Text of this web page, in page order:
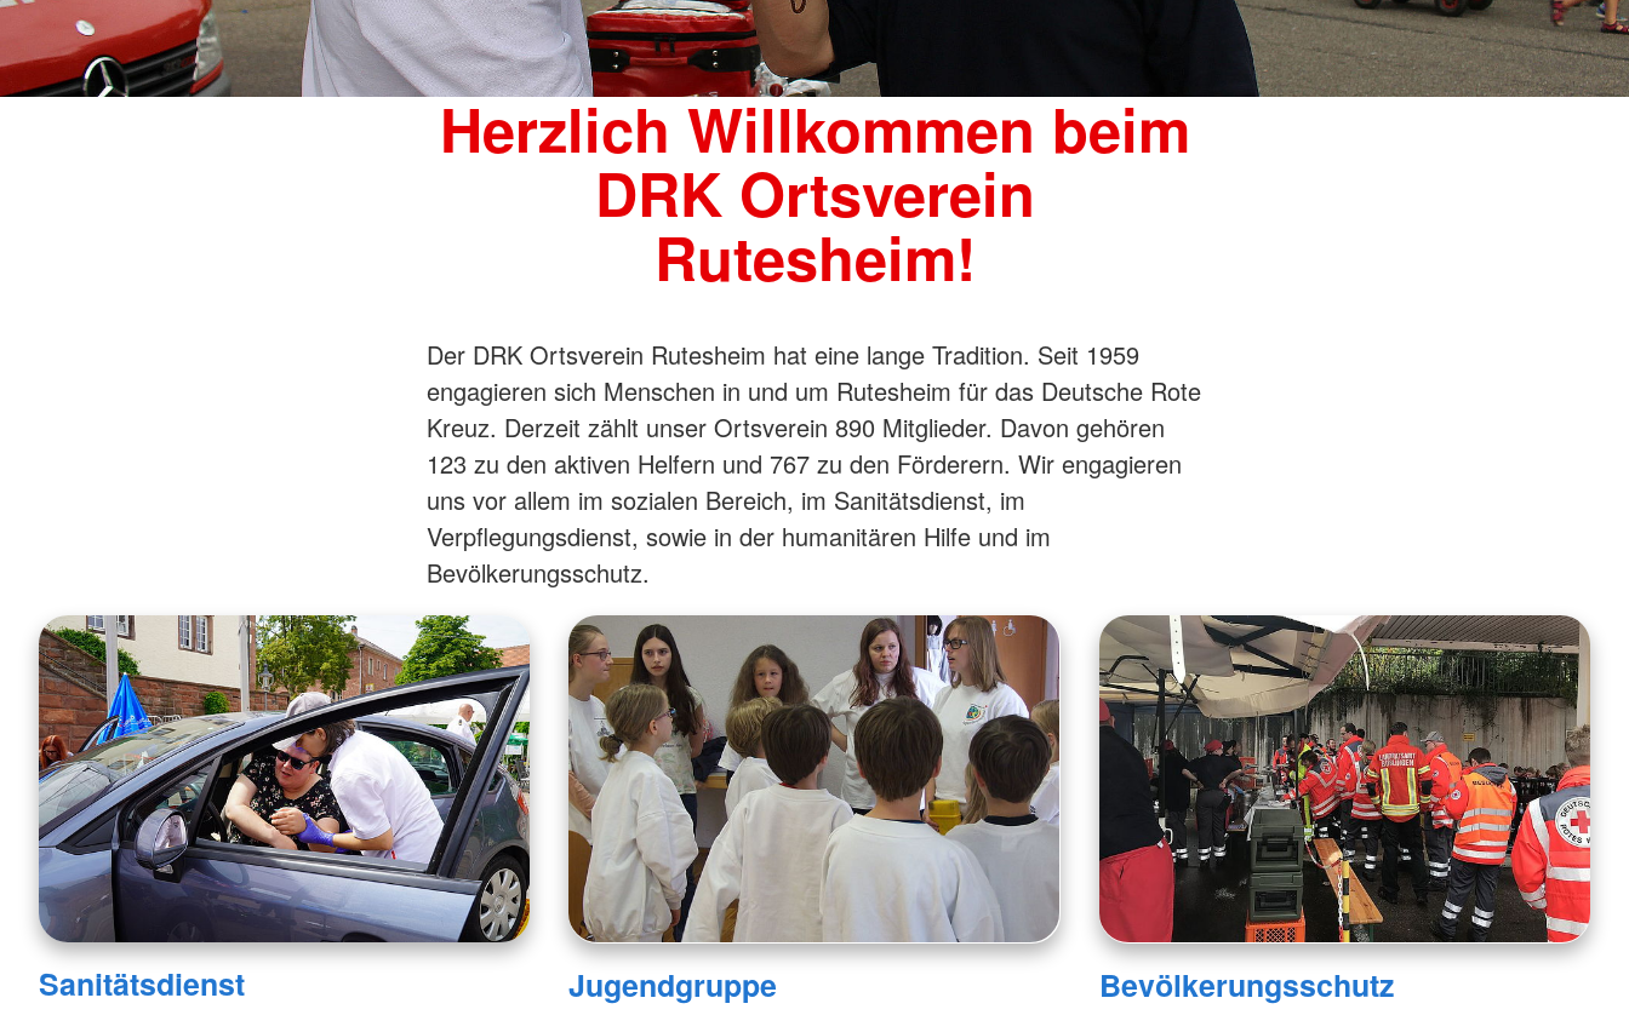
Herzlich Willkommen beim
DRK Ortsverein
Rutesheim!
Der DRK Ortsverein Rutesheim hat eine lange Tradition. Seit 1959
engagieren sich Menschen in und um Rutesheim für das Deutsche Rote
Kreuz. Derzeit zählt unser Ortsverein 890 Mitglieder. Davon gehören
123 zu den aktiven Helfern und 767 zu den Förderern. Wir engagieren
uns vor allem im sozialen Bereich, im Sanitätsdienst, im
Verpflegungsdienst, sowie in der humanitären Hilfe und im
Bevölkerungsschutz.
Sanitätsdienst Jugendgruppe Bevölkerungsschutz